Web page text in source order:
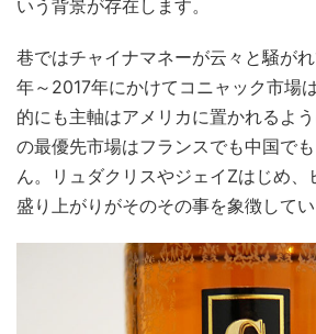
いう背景が存在します。
巷ではチャイナマネーが云々と騒が
年～2017年にかけてコニャック市場
的にも主軸はアメリカに置かれるよ
の最優先市場はフランスでも中国で
ん。リュダクリスやジェイZはじめ、
盛り上がりがそのその事を象徴してい